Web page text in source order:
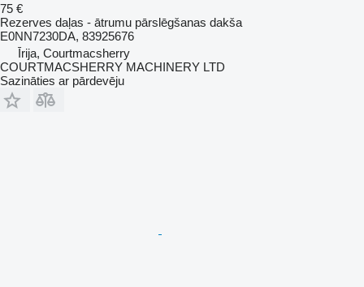
75 €
Rezerves daļas - ātrumu pārslēgšanas dakša
E0NN7230DA, 83925676
Īrija, Courtmacsherry
COURTMACSHERRY MACHINERY LTD
Sazināties ar pārdevēju